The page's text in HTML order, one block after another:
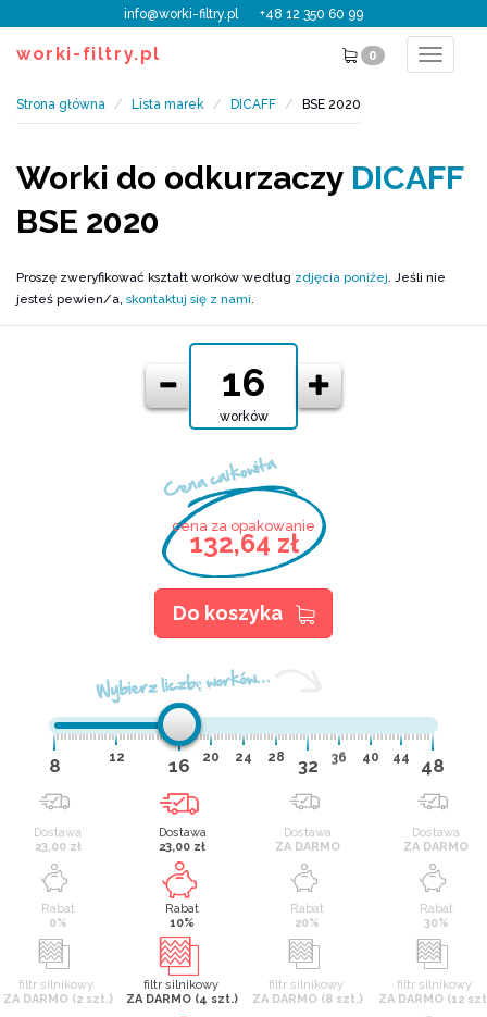
info@worki-filtry.pl +48 12 350 60 99
worki-filtry.pl 0
Toggle
Strona główna Lista marek DICAFF BSE 2020
Worki do odkurzaczy DICAFF
BSE 2020
Proszę zweryfikować kształt worków według zdjęcia poniżej. Jeśli nie
jesteś pewien/a, skontaktuj się z nami.
Wybierz liczbę worków…
8 12 16 20 24 28 32 36 40 44 48
Dostawa
23,00 zł
Rabat
0%
filtr silnikowy
ZA DARMO (2 szt.)
Dostawa
23,00 zł
Rabat
10%
filtr silnikowy
ZA DARMO (4 szt.)
Dostawa
ZA DARMO
Rabat
20%
filtr silnikowy
ZA DARMO (8 szt.)
Dostawa
ZA DARMO
Rabat
30%
filtr silnikowy
ZA DARMO (12
worków
Cena całkowita
cena za opakowanie
132,64 zł
Do koszyka